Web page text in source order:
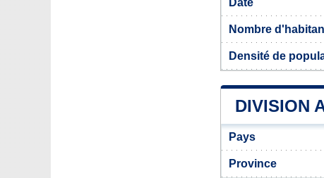
Date
Nombre
Densité de
DIVISION
Pays
Province